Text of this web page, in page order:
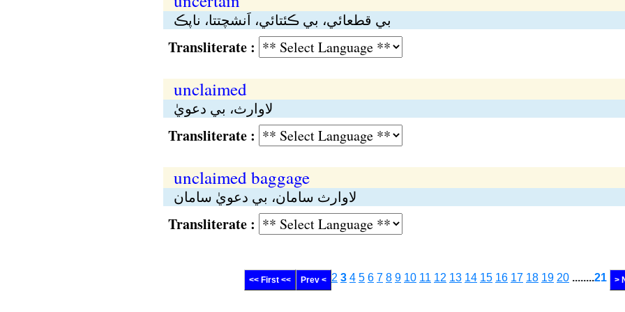
بي قطعائي، بي ڪئتائي، اَنشچتتا، ناپڪ
Transliterate :
unclaimed
لاوارث، بي دعويٰ
Transliterate :
unclaimed baggage
لاوارث سامان، بي دعويٰ سامان
Transliterate :
<< First << Prev < 2 3 4 5 6 7 8 9 10 11 12 13 14 15 16 17 18 19 20 ........21 >